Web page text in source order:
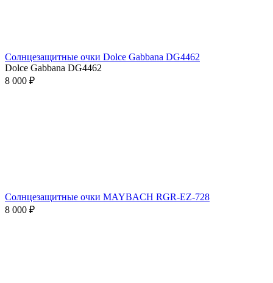
Солнцезащитные очки Dolce Gabbana DG4462
Dolce Gabbana DG4462
8 000 ₽
Солнцезащитные очки MAYBACH RGR-EZ-728
8 000 ₽